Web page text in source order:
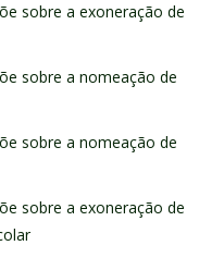
sobre a exoneração de
sobre a nomeação de
sobre a nomeação de
sobre a exoneração de